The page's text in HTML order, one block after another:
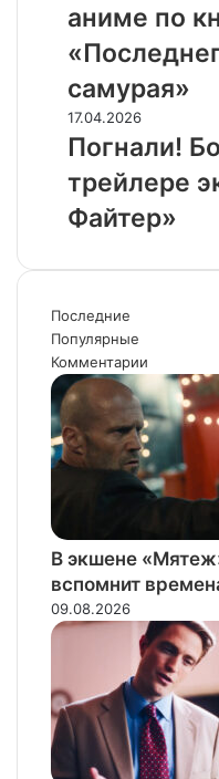
трейлер
и
выхода
аниме
автора
«Последнего
аниме по
самурая»
Погнали!
Большая
заруба
в
трейлере
экшена
17.04.2026
Погнали!
трейлере
Файтер»
Последние
Популярные
Комментарии
В экшене
вспомнит
09.08.2026